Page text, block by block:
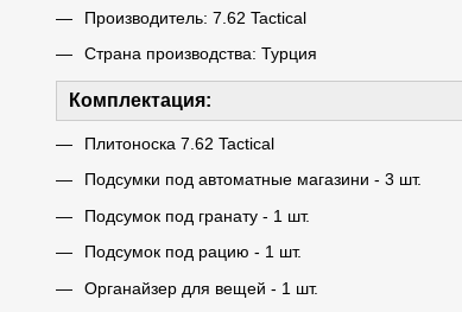
Производитель: 7.62 Tactical
Страна производства: Турция
Комплектация:
Плитоноска 7.62 Tactical
Подсумки под автоматные магазини - 3 шт.
Подсумок под гранату - 1 шт.
Подсумок под рацию - 1 шт.
Органайзер для вещей - 1 шт.